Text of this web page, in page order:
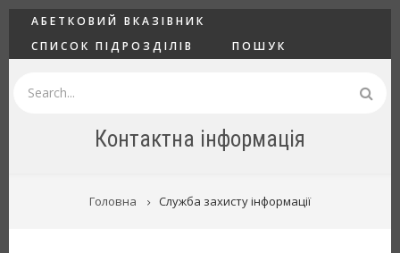
Перейти
основного
ГОЛОВНЕ
АБЕТКОВИЙ ВКАЗІВНИК
СПИСОК ПІДРОЗДІЛІВ
ПОШУК
Контактна інформація
РЯДОК
Головна Служба захисту інформації